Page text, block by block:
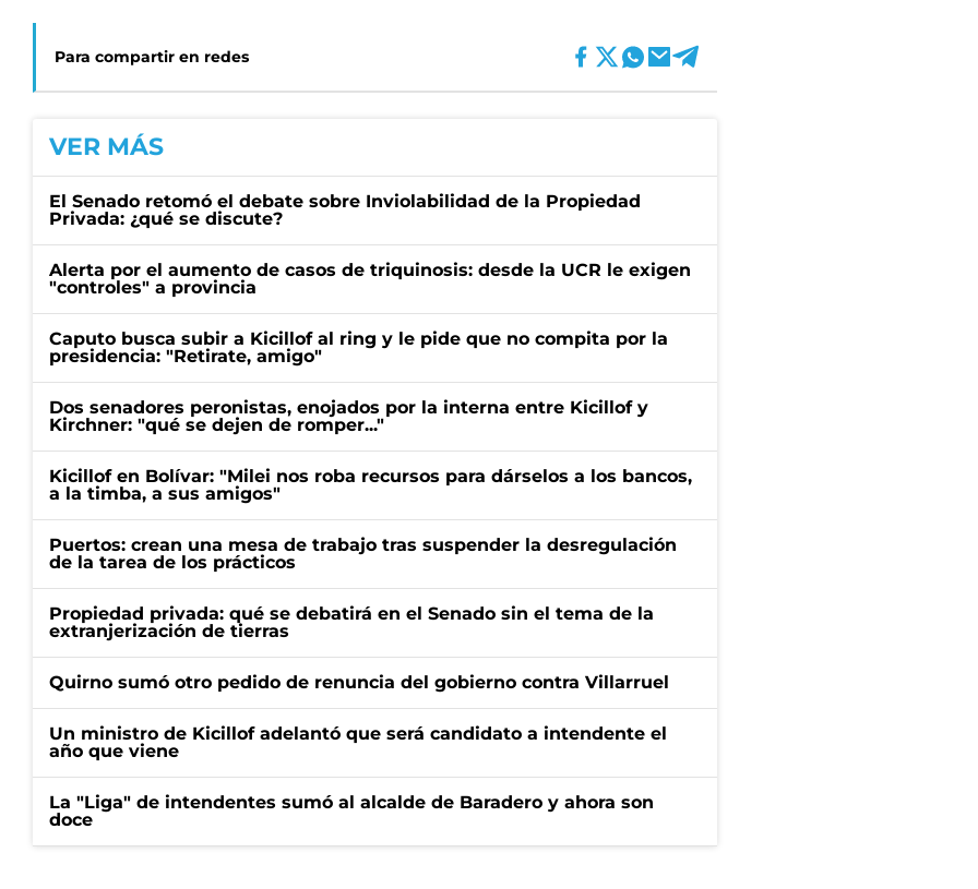
Para compartir en redes
VER MÁS
El Senado retomó el debate sobre Inviolabilidad de la Propiedad
Privada: ¿qué se discute?
Alerta por el aumento de casos de triquinosis: desde la UCR le exigen
"controles" a provincia
Caputo busca subir a Kicillof al ring y le pide que no compita por la
presidencia: "Retirate, amigo"
Dos senadores peronistas, enojados por la interna entre Kicillof y
Kirchner: "qué se dejen de romper..."
Kicillof en Bolívar: "Milei nos roba recursos para dárselos a los bancos,
a la timba, a sus amigos"
Puertos: crean una mesa de trabajo tras suspender la desregulación
de la tarea de los prácticos
Propiedad privada: qué se debatirá en el Senado sin el tema de la
extranjerización de tierras
Quirno sumó otro pedido de renuncia del gobierno contra Villarruel
Un ministro de Kicillof adelantó que será candidato a intendente el
año que viene
La "Liga" de intendentes sumó al alcalde de Baradero y ahora son
doce